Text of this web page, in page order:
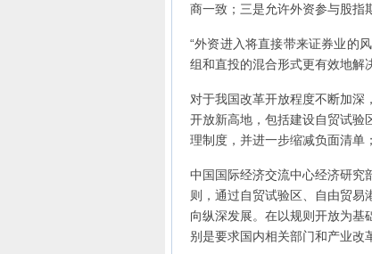
商一致；三是允许外资参与股指
“外资进入将直接带来证券业的
组和直投的混合形式更有效地解
对于我国改革开放程度不断加深
开放新高地，包括建设自贸试验
理制度，并进一步缩减负面清单
中国国际经济交流中心经济研究
则，通过自贸试验区、自由贸易
向纵深发展。在以规则开放为基
别是要求国内相关部门和产业改